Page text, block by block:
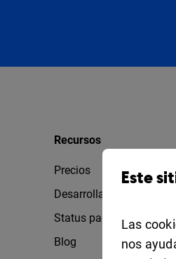
Recursos
Precios
Desarrolladores
Status page
Blog
Este
Las
nos